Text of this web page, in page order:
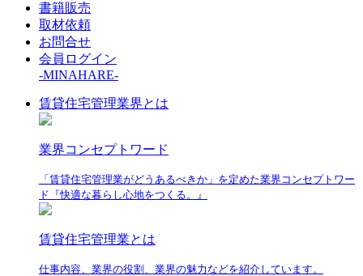
書籍販売
取材依頼
お問合せ
会員ログイン
-MINAHARE-
賃貸住宅管理業界とは
業界コンセプトワード
「賃貸住宅管理業がどうあるべきか」を定めた業界コンセプトワー
ド『快適な暮らし心地をつくる。』
賃貸住宅管理業とは
仕事内容、業界の役割、業界の魅力などを紹介しています。